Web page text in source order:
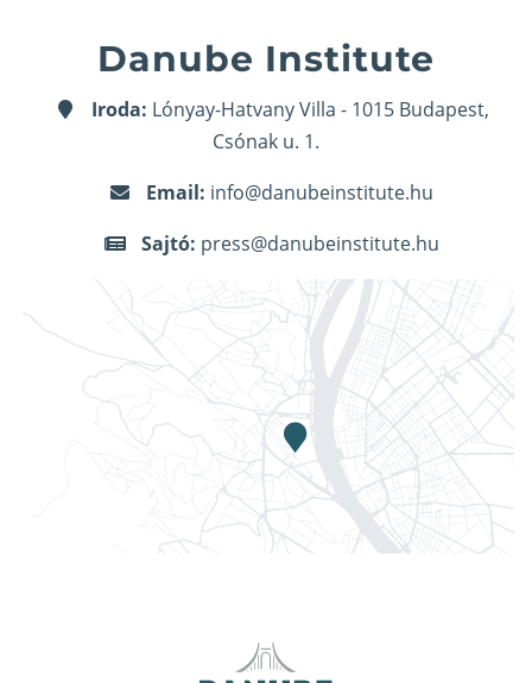
Danube Institute
Iroda: Lónyay-Hatvany Villa - 1015 Budapest,
Csónak u. 1.
Email: info@danubeinstitute.hu
Sajtó: press@danubeinstitute.hu